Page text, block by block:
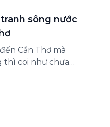
tranh sông nước
Cần Thơ mà
thì coi như chưa